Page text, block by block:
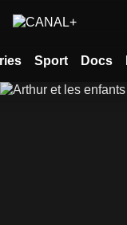
Sport Docs